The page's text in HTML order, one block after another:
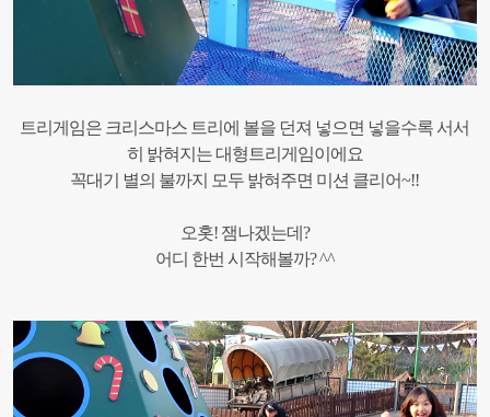
트리게임은 크리스마스 트리에 볼을 던져 넣으면 넣을수록 서서
히 밝혀지는 대형트리게임이에요
꼭대기 별의 불까지 모두 밝혀주면 미션 클리어~!!
오홋! 잼나겠는데?
어디 한번 시작해볼까? ^^